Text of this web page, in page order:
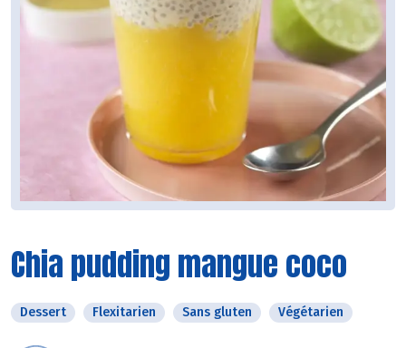
Chia pudding mangue coco
Dessert Flexitarien Sans gluten Végétarien